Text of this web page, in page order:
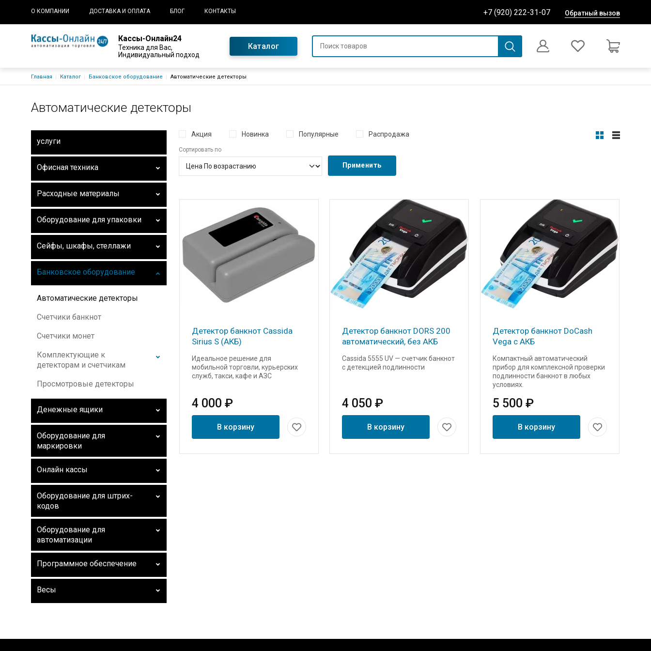
Основная навигация
О КОМПАНИИ ДОСТАВКА И ОПЛАТА БЛОГ КОНТАКТЫ +7 (920) 222-31-07 Обратный вызов
Кассы-Онлайн24
Техника для Вас,
Индивидуальный подход
Каталог
Оформление заказа
Строка навигации
Главная Каталог Банковское оборудование Автоматические детекторы
Автоматические детекторы
услуги
Офисная техника
Расходные материалы
Оборудование для упаковки
Сейфы, шкафы, стеллажи
Банковское оборудование
Автоматические детекторы
Счетчики банкнот
Счетчики монет
Комплектующие к
детекторам и счетчикам
Просмотровые детекторы
Денежные ящики
Оборудование для
маркировки
Онлайн кассы
Оборудование для штрих-
кодов
Оборудование для
автоматизации
Программное обеспечение
Весы
Акция Новинка Популярные Распродажа
Сортировать по
Детектор банкнот Cassida
Sirius S (АКБ)
Идеальное решение для
мобильной торговли, курьерских
служб, такси, кафе и АЗС
4 000 ₽
В корзину
Детектор банкнот DORS 200
автоматический, без АКБ
Cassida 5555 UV — счетчик банкнот
с детекцией подлинности
4 050 ₽
В корзину
Детектор банкнот DoCash
Vega с АКБ
Компактный автоматический
прибор для комплексной проверки
подлинности банкнот в любых
условиях.
5 500 ₽
В корзину